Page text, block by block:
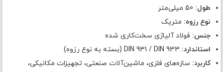
طول:
نوع رزوه: متریک
جنس: فولاد آلیاژی سخت‌کاری شده
استاندارد:
کاربرد: سازه‌های فلزی، ماشین‌آلات صنعتی، تجهیزات مکانیکی،